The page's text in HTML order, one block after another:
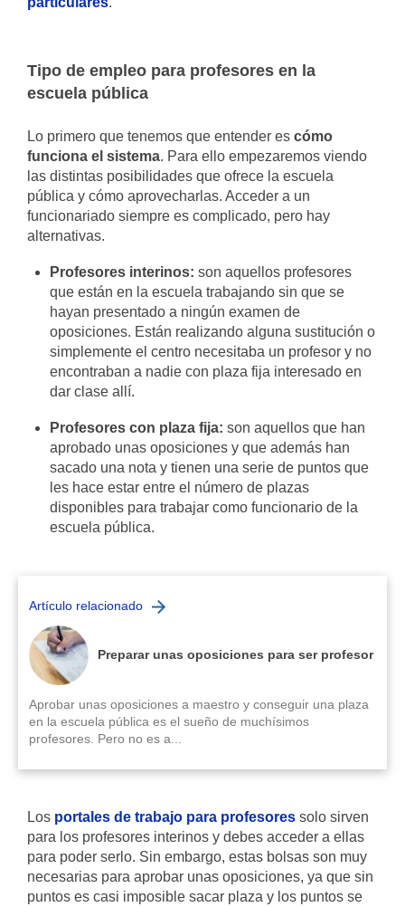
Tipo de empleo para profesores en la
escuela pública
Lo primero que tenemos que entender es cómo
funciona el sistema. Para ello empezaremos viendo
las distintas posibilidades que ofrece la escuela
pública y cómo aprovecharlas. Acceder a un
funcionariado siempre es complicado, pero hay
alternativas.
Profesores interinos: son aquellos profesores
que están en la escuela trabajando sin que se
hayan presentado a ningún examen de
oposiciones. Están realizando alguna sustitución o
simplemente el centro necesitaba un profesor y no
encontraban a nadie con plaza fija interesado en
dar clase allí.
Profesores con plaza fija: son aquellos que han
aprobado unas oposiciones y que además han
sacado una nota y tienen una serie de puntos que
les hace estar entre el número de plazas
disponibles para trabajar como funcionario de la
escuela pública.
Artículo relacionado
Preparar unas oposiciones para ser profesor
Aprobar unas oposiciones a maestro y conseguir una plaza
en la escuela pública es el sueño de muchísimos
profesores. Pero no es a...
Los portales de trabajo para profesores solo sirven
para los profesores interinos y debes acceder a ellas
para poder serlo. Sin embargo, estas bolsas son muy
necesarias para aprobar unas oposiciones, ya que sin
puntos es casi imposible sacar plaza y los puntos se